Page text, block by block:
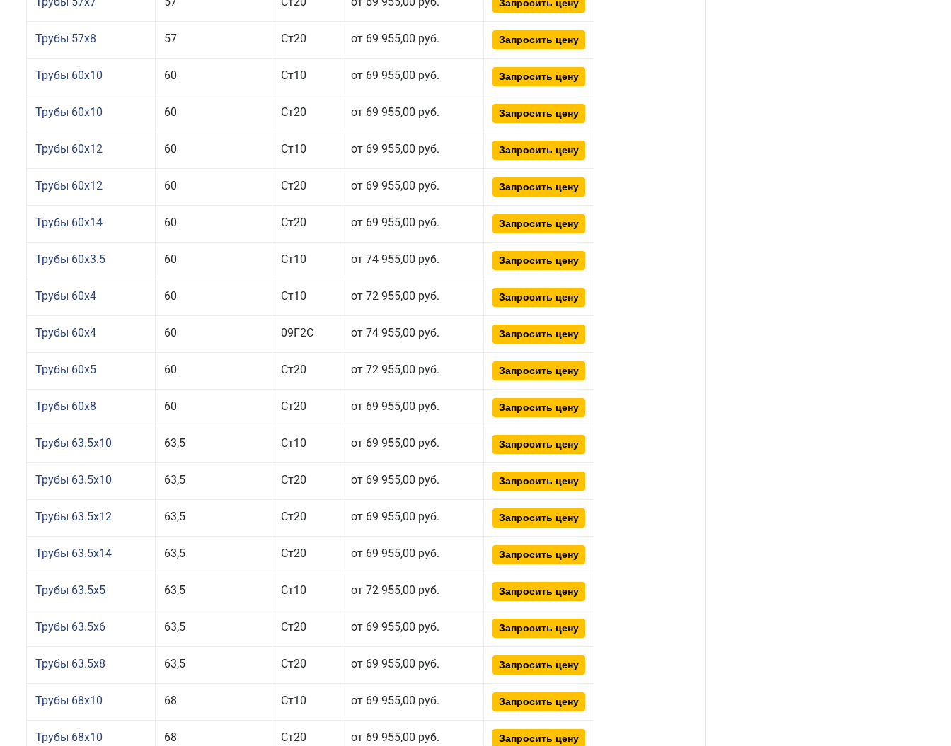
Запросить цену
Трубы 57x8 57 Ст20 от 69 955,00 руб. Запросить цену
Трубы 60x10 60 Ст10 от 69 955,00 руб. Запросить цену
Трубы 60x10 60 Ст20 от 69 955,00 руб. Запросить цену
Трубы 60x12 60 Ст10 от 69 955,00 руб. Запросить цену
Трубы 60x12 60 Ст20 от 69 955,00 руб. Запросить цену
Трубы 60x14 60 Ст20 от 69 955,00 руб. Запросить цену
Трубы 60x3.5 60 Ст10 от 74 955,00 руб. Запросить цену
Трубы 60x4 60 Ст10 от 72 955,00 руб. Запросить цену
Трубы 60x4 60 09Г2С от 74 955,00 руб. Запросить цену
Трубы 60x5 60 Ст20 от 72 955,00 руб. Запросить цену
Трубы 60x8 60 Ст20 от 69 955,00 руб. Запросить цену
Трубы 63.5x10 63,5 Ст10 от 69 955,00 руб. Запросить цену
Трубы 63.5x10 63,5 Ст20 от 69 955,00 руб. Запросить цену
Трубы 63.5x12 63,5 Ст20 от 69 955,00 руб. Запросить цену
Трубы 63.5x14 63,5 Ст20 от 69 955,00 руб. Запросить цену
Трубы 63.5x5 63,5 Ст10 от 72 955,00 руб. Запросить цену
Трубы 63.5x6 63,5 Ст20 от 69 955,00 руб. Запросить цену
Трубы 63.5x8 63,5 Ст20 от 69 955,00 руб. Запросить цену
Трубы 68x10 68 Ст10 от 69 955,00 руб. Запросить цену
Трубы 68x10 68 Ст20 от 69 955,00 руб. Запросить цену